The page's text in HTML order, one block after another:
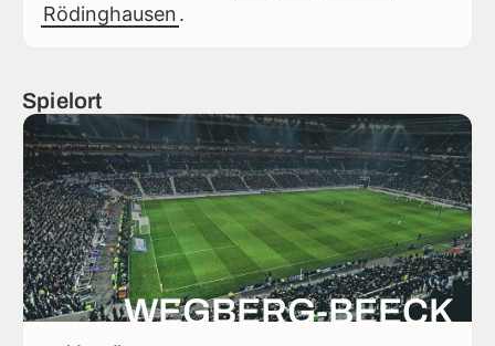
Rödinghausen.
Spielort
WEGBERG-BEECK